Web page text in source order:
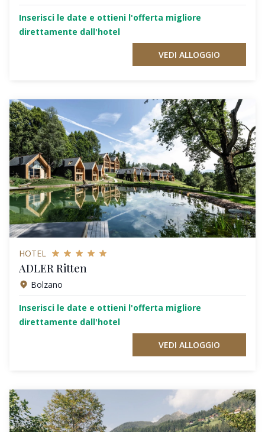
Inserisci le date e ottieni l'offerta migliore
direttamente dall'hotel
VEDI ALLOGGIO
HOTEL
ADLER Ritten
Bolzano
Inserisci le date e ottieni l'offerta migliore
direttamente dall'hotel
VEDI ALLOGGIO